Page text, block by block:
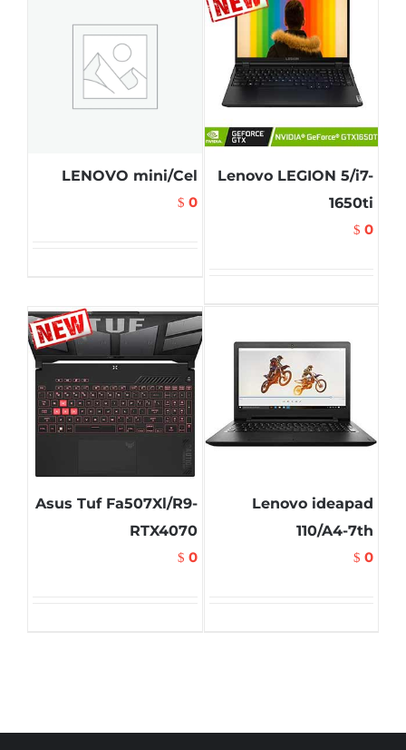
Lenovo LEGION 5/i7-
1650ti
$ 0
LENOVO mini/Cel
$ 0
Lenovo ideapad
110/A4-7th
$ 0
Asus Tuf Fa507Xl/R9-
RTX4070
$ 0